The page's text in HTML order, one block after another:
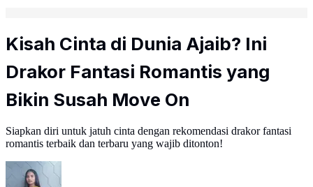
Kisah Cinta di Dunia Ajaib? Ini
Drakor Fantasi Romantis yang
Bikin Susah Move On
Siapkan diri untuk jatuh cinta dengan rekomendasi drakor fantasi
romantis terbaik dan terbaru yang wajib ditonton!